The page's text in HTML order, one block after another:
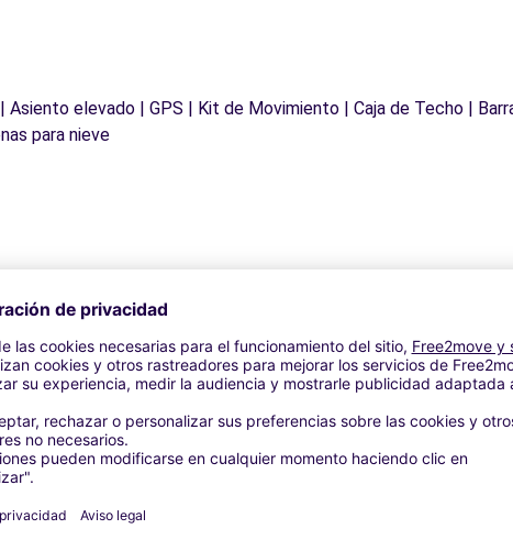
elevado | GPS | Kit de Movimiento | Caja de Techo |
para nieve
Agencias similares
- MONTLUCON (P)